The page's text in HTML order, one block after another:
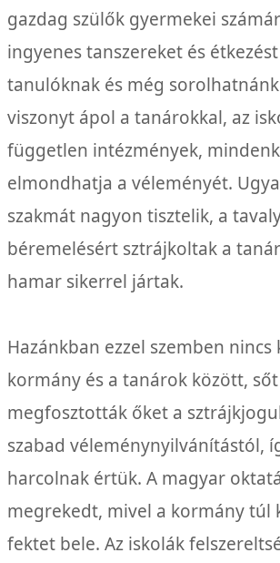
gazdag szülők gyermekei
ingyenes tanszereket és
tanulóknak és még
viszonyt ápol a tanárokkal, az
független intézmények,
elmondhatja a véleményét.
szakmát nagyon tisztelik, a
béremelésért sztrájkoltak a
hamar sikerrel jártak.
Hazánkban ezzel szemben nincs
kormány és a tanárok között, sőt
megfosztották őket a
szabad véleménynyilvánítástól,
harcolnak értük. A magyar
megrekedt, mivel a kormány túl
fektet bele. Az iskolák